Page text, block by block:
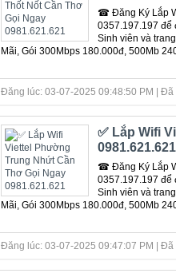
☎ Đăng Ký Lắp
0357.197.197 để
Sinh viên và
Mãi, Gói 300Mbps 180.000đ, 500Mb
Đăng lúc: 03-07-2025 09:48:50 PM |
✅ Lắp Wifi
0981.621.621
☎ Đăng Ký Lắp
0357.197.197 để
Sinh viên và
Mãi, Gói 300Mbps 180.000đ, 500Mb
Đăng lúc: 03-07-2025 09:47:07 PM |